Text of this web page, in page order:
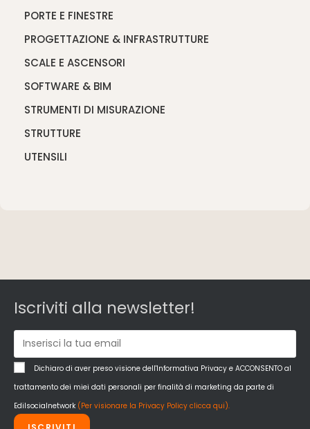
PORTE E FINESTRE
PROGETTAZIONE & INFRASTRUTTURE
SCALE E ASCENSORI
SOFTWARE & BIM
STRUMENTI DI MISURAZIONE
STRUTTURE
UTENSILI
Iscriviti alla newsletter!
Dichiaro di aver preso visione dell'Informativa Privacy e ACCONSENTO al
trattamento dei miei dati personali per finalità di marketing da parte di
Edilsocialnetwork (Per visionare la Privacy Policy clicca qui).